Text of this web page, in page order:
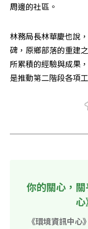
周邊的社區。
林務局長林華慶也說
碑，原鄉部落的重建
所累積的經驗與成果
是推動第二階段各項
你的關心，
《環境資訊中